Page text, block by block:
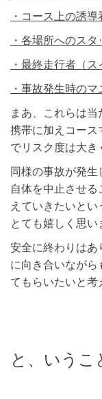
・コース上の誘
・各場所へのス
・最終走行者（
・事故発生時の
まあ、これらは
携帯に加えコー
でリスク度は大き
同様の事故が発
自体を中止させ
えていきたいと
とても嬉しく思い
安全に終わりは
に向き合いなが
てもらいたいと考
と、いうこ